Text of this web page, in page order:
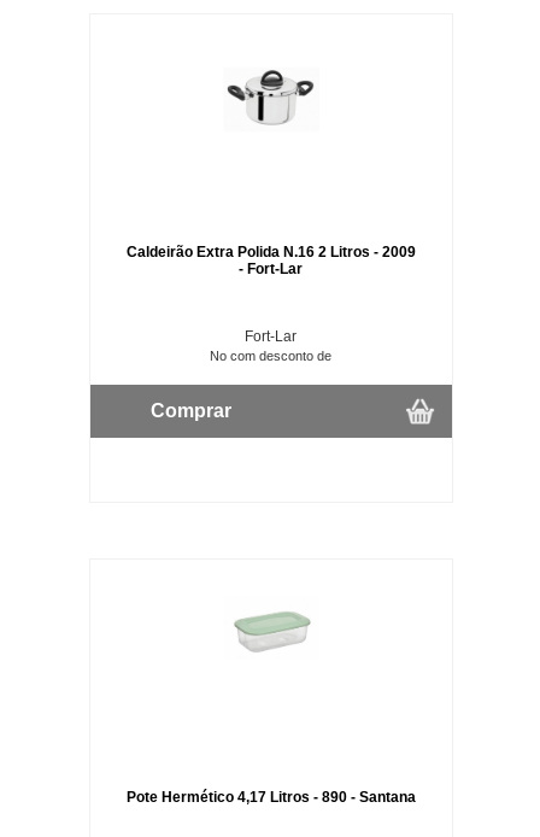
Caldeirão Extra Polida N.16 2 Litros - 2009
- Fort-Lar
Fort-Lar
No com desconto de
Comprar
Pote Hermético 4,17 Litros - 890 - Santana